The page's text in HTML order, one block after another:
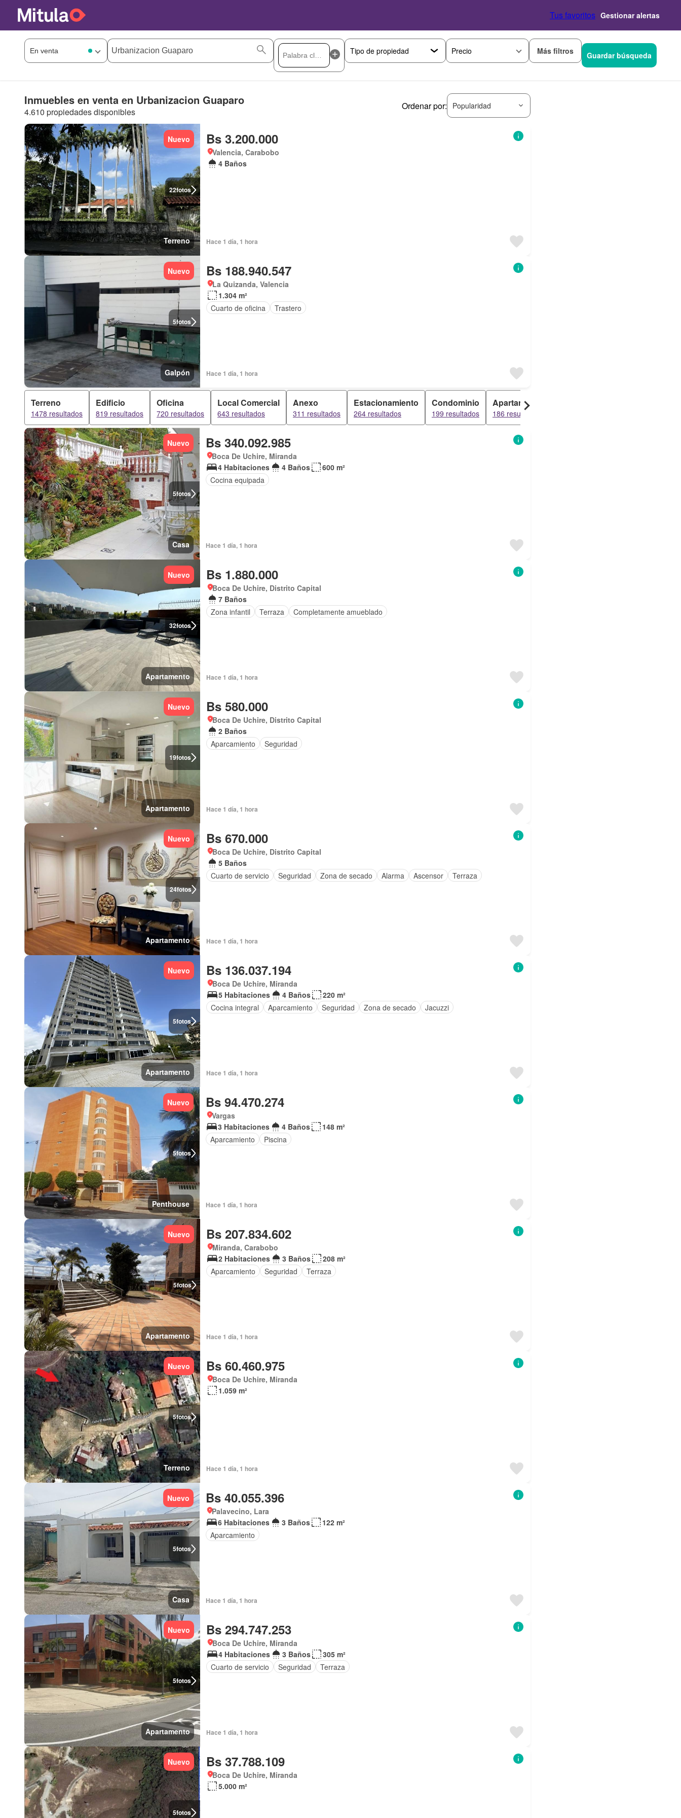
Tus favoritos Gestionar alertas
Precio Más filtros Guardar búsqueda
Inmuebles en venta en Urbanizacion Guaparo
4.610 propiedades disponibles
Ordenar por: Popularidad
22fotos
Nuevo
Terreno
Bs 3.200.000
Valencia, Carabobo
4 Baños
Hace 1 día, 1 hora
5fotos
Nuevo
Galpón
Bs 188.940.547
La Quizanda, Valencia
1.304 m²
Cuarto de oficina
Trastero
Hace 1 día, 1 hora
Terreno
1478 resultados
Edificio
819 resultados
Oficina
720 resultados
Local Comercial
643 resultados
Anexo
311 resultados
Estacionamiento
264 resultados
Condominio
199 resultados
Apartamento
186 resultados
5fotos
Nuevo
Casa
Bs 340.092.985
Boca De Uchire, Miranda
4 Habitaciones
4 Baños
600 m²
Cocina equipada
Hace 1 día, 1 hora
32fotos
Nuevo
Apartamento
Bs 1.880.000
Boca De Uchire, Distrito Capital
7 Baños
Zona infantil
Terraza Completamente amueblado
Hace 1 día, 1 hora
19fotos
Nuevo
Apartamento
Bs 580.000
Boca De Uchire, Distrito Capital
2 Baños
Aparcamiento
Seguridad
Hace 1 día, 1 hora
24fotos
Nuevo
Apartamento
Bs 670.000
Boca De Uchire, Distrito Capital
5 Baños
Cuarto de servicio
Seguridad Zona de secado Alarma Ascensor Terraza
Hace 1 día, 1 hora
5fotos
Nuevo
Apartamento
Bs 136.037.194
Boca De Uchire, Miranda
5 Habitaciones
4 Baños
220 m²
Cocina integral
Aparcamiento Seguridad Zona de secado Jacuzzi
Hace 1 día, 1 hora
5fotos
Nuevo
Penthouse
Bs 94.470.274
Vargas
3 Habitaciones
4 Baños
148 m²
Aparcamiento
Piscina
Hace 1 día, 1 hora
5fotos
Nuevo
Apartamento
Bs 207.834.602
Miranda, Carabobo
2 Habitaciones
3 Baños
208 m²
Aparcamiento
Seguridad Terraza
Hace 1 día, 1 hora
5fotos
Nuevo
Terreno
Bs 60.460.975
Boca De Uchire, Miranda
1.059 m²
Hace 1 día, 1 hora
5fotos
Nuevo
Casa
Bs 40.055.396
Palavecino, Lara
6 Habitaciones
3 Baños
122 m²
Aparcamiento
Hace 1 día, 1 hora
5fotos
Nuevo
Apartamento
Bs 294.747.253
Boca De Uchire, Miranda
4 Habitaciones
3 Baños
305 m²
Cuarto de servicio
Seguridad Terraza
Hace 1 día, 1 hora
5fotos
Nuevo Bs 37.788.109
Boca De Uchire, Miranda
5.000 m²